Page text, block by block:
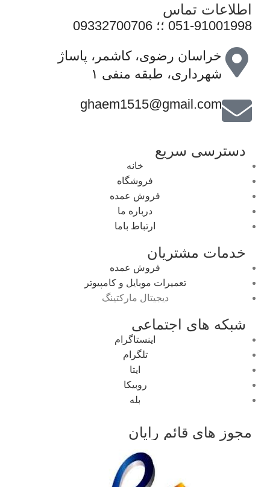
اطلاعات تماس
051-91001998 ؛؛ 09332700706
خراسان رضوی، کاشمر، پاساژ
شهرداری، طبقه منفی ۱
ghaem1515@gmail.com
دسترسی سریع
خانه
فروشگاه
فروش عمده
درباره ما
ارتباط باما
خدمات مشتریان
فروش عمده
تعمیرات موبایل و کامپیوتر
دیجیتال مارکتینگ
شبکه های اجتماعی
اینستاگرام
تلگرام
ایتا
روبیکا
بله
مجوز های قائم رایان